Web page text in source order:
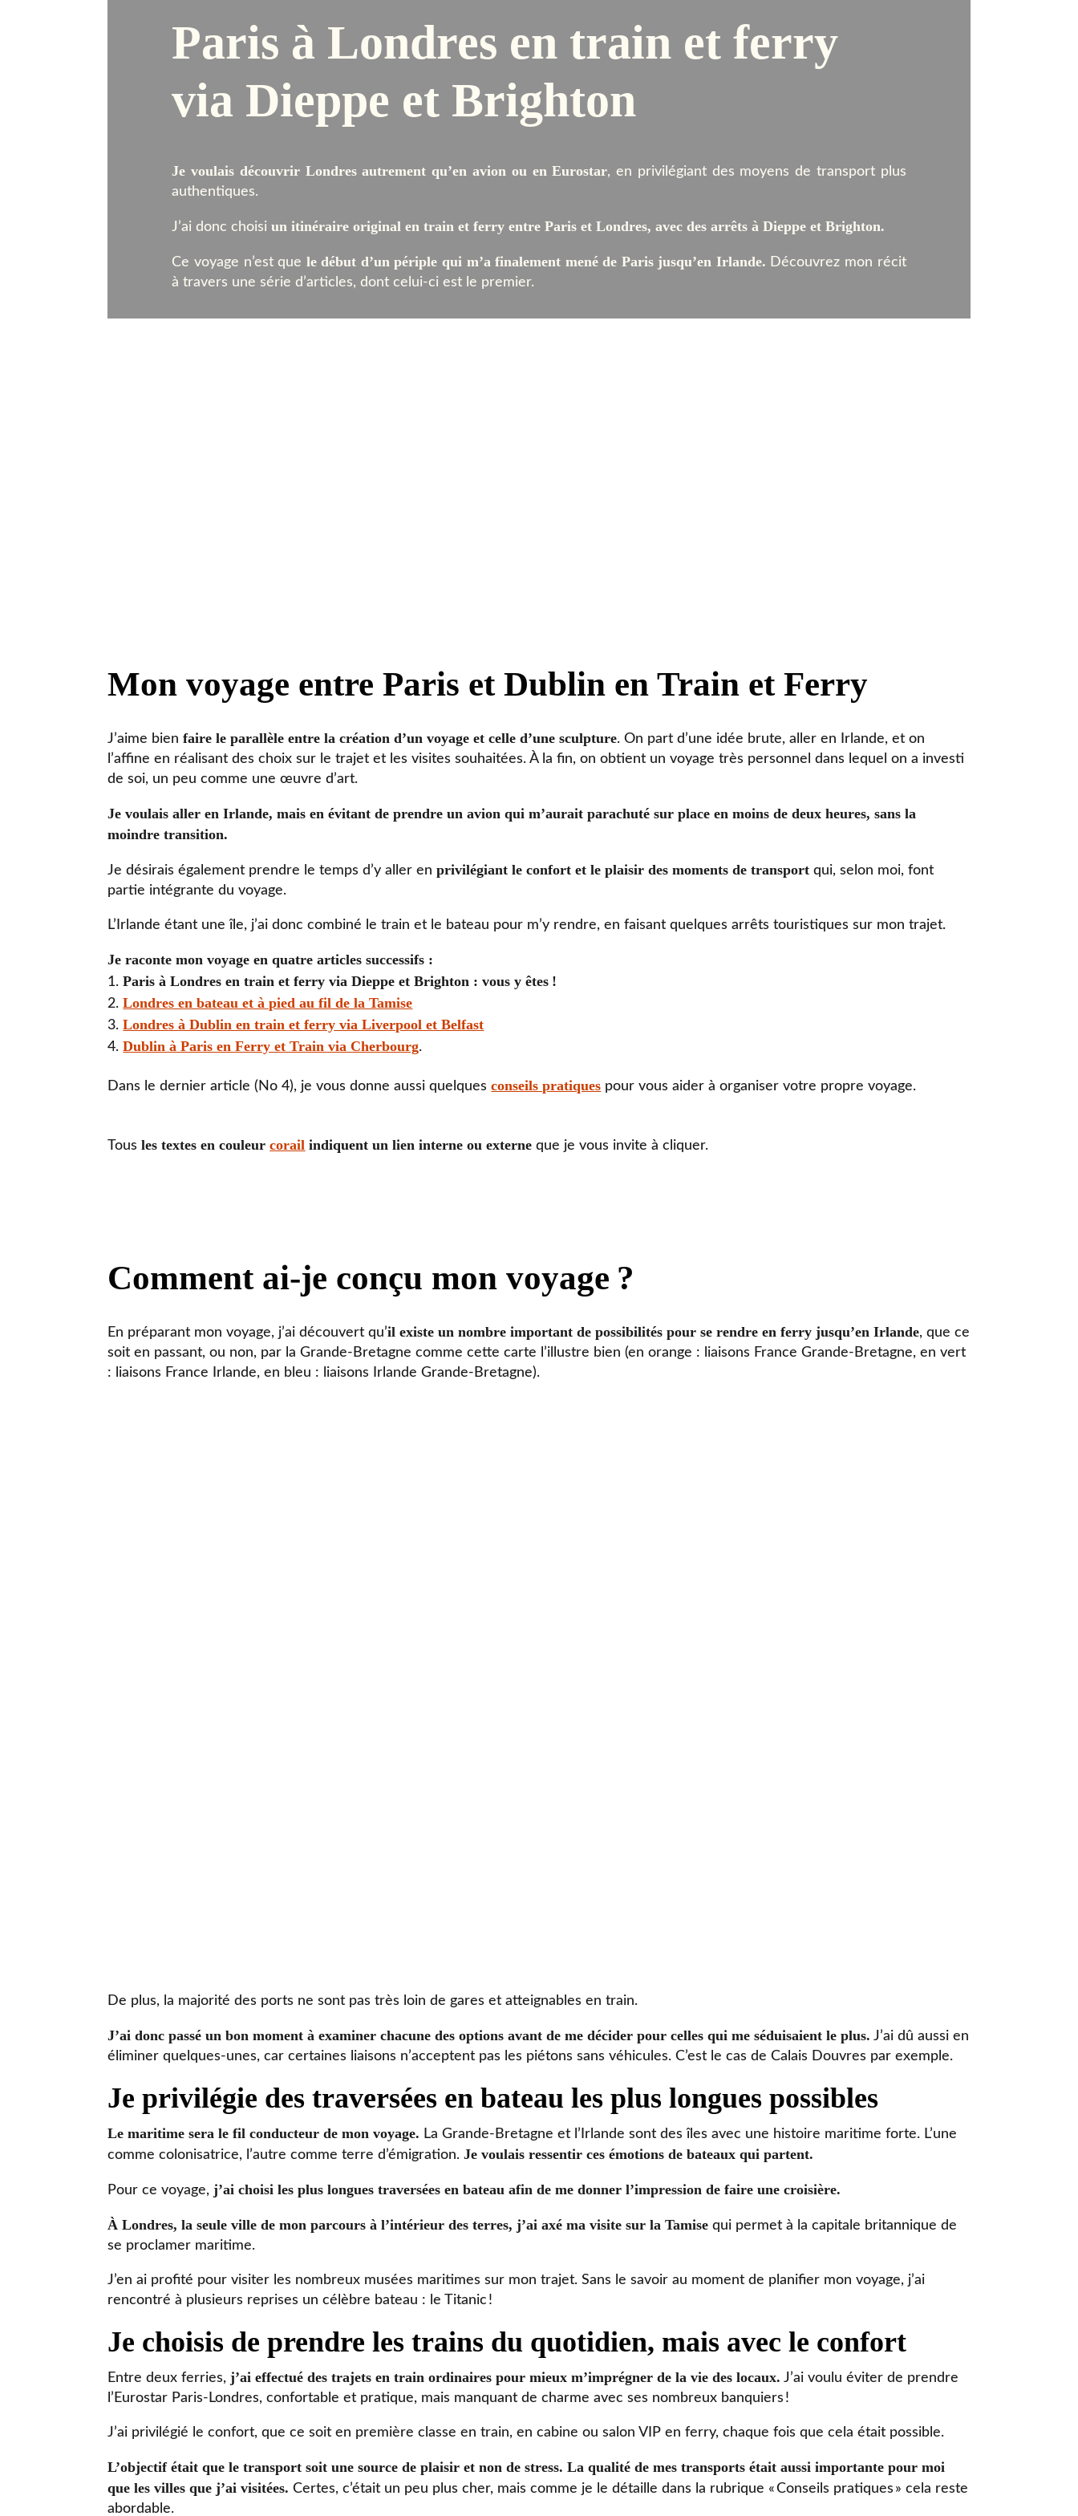
Paris à Londres en train et ferry
via Dieppe et Brighton
Je voulais découvrir Londres autrement qu’en avion ou en Eurostar, en privilégiant des moyens de transport plus
authentiques.
J’ai donc choisiun itinéraire original en train et ferry entre Paris et Londres, avec des arrêts à Dieppe et Brighton.
Ce voyage n’est que le début d’un périple qui m’a finalement mené de Paris jusqu’en Irlande. Découvrez mon récit
à travers une série d’articles, dont celui-ci est le premier.
Mon voyage entre Paris et Dublin en Train et Ferry
J’aime bienfaire le parallèle entre la création d’un voyage et celle d’une sculpture. On part d’une idée brute, aller en Irlande, et on
l’affine en réalisant des choix sur le trajet et les visites souhaitées. À la fin, on obtient un voyage très personnel dans lequel on a investi
de soi, un peu comme une œuvre d’art.
Je voulais aller en Irlande, mais en évitant de prendre un avion qui m’aurait parachuté sur place en moins de deux heures, sans la
moindre transition.
Je désirais également prendre le temps d’y aller enprivilégiant le confort et le plaisir des moments de transport qui, selon moi, font
partie intégrante du voyage.
L’Irlande étant une île, j’ai donc combiné le train et le bateau pour m’y rendre, en faisant quelques arrêts touristiques sur mon trajet.
Je raconte mon voyage en quatre articles successifs :
Paris à Londres en train et ferry via Dieppe et Brighton : vous y êtes !
Londres en bateau et à pied au fil de la Tamise
Londres à Dublin en train et ferry via Liverpool et Belfast
Dublin à Paris en Ferry et Train via Cherbourg.
Dans le dernier article (No 4), je vous donne aussi quelquesconseils pratiques pour vous aider à organiser votre propre voyage.
Tousles textes en couleurcorail indiquent un lien interne ou externeque je vous invite à cliquer.
Comment ai-je conçu mon voyage ?
En préparant mon voyage, j’ai découvert qu’il existe un nombre important de possibilités pour se rendre en ferry jusqu’en Irlande, que ce
soit en passant, ou non, par la Grande-Bretagne comme cette carte l’illustre bien (en orange : liaisons France Grande-Bretagne, en vert
: liaisons France Irlande, en bleu : liaisons Irlande Grande-Bretagne).
De plus, la majorité des ports ne sont pas très loin de gares et atteignables en train.
J’ai donc passé un bon moment à examiner chacune des options avant de me décider pour celles qui me séduisaient le plus. J’ai dû aussi en
éliminer quelques-unes, car certaines liaisons n’acceptent pas les piétons sans véhicules. C’est le cas de Calais Douvres par exemple.
Je privilégie des traversées en bateau les plus longues possibles
Le maritime sera le fil conducteur de mon voyage. La Grande-Bretagne et l’Irlande sont des îles avec une histoire maritime forte. L’une
comme colonisatrice, l’autre comme terre d’émigration.Je voulais ressentir ces émotions de bateaux qui partent.
Pour ce voyage,j’ai choisi les plus longues traversées en bateau afin de me donner l’impression de faire une croisière.
À Londres, la seule ville de mon parcours à l’intérieur des terres, j’ai axé ma visite sur la Tamise qui permet à la capitale britannique de
se proclamer maritime.
J’en ai profité pour visiter les nombreux musées maritimes sur mon trajet. Sans le savoir au moment de planifier mon voyage, j’ai
rencontré à plusieurs reprises un célèbre bateau : le Titanic !
Je choisis de prendre les trains du quotidien, mais avec le confort
Entre deux ferries,j’ai effectué des trajets en train ordinaires pour mieux m’imprégner de la vie des locaux. J’ai voulu éviter de prendre
l’Eurostar Paris-Londres, confortable et pratique, mais manquant de charme avec ses nombreux banquiers !
J’ai privilégié le confort, que ce soit en première classe en train, en cabine ou salon VIP en ferry, chaque fois que cela était possible.
L’objectif était que le transport soit une source de plaisir et non de stress. La qualité de mes transports était aussi importante pour moi
que les villes que j’ai visitées. Certes, c’était un peu plus cher, mais comme je le détaille dans la rubrique « Conseils pratiques » cela reste
abordable.